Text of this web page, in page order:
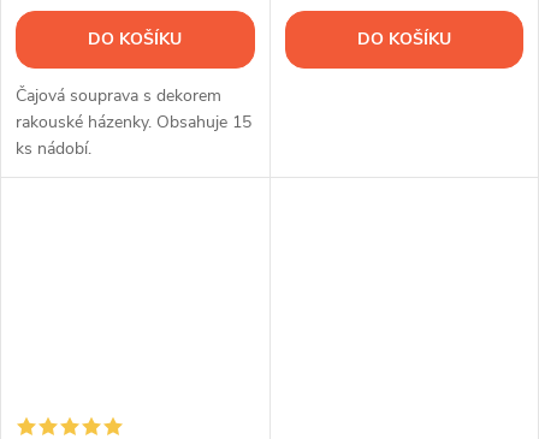
DO KOŠÍKU
Čajová souprava s dekorem
rakouské házenky. Obsahuje 15
ks nádobí.
DO KOŠÍKU